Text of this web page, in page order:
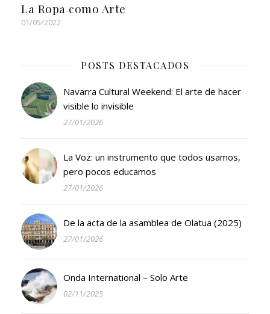
La Ropa como Arte
01/05/2022
POSTS DESTACADOS
Navarra Cultural Weekend: El arte de hacer
visible lo invisible
27/01/2026
La Voz: un instrumento que todos usamos,
pero pocos educamos
27/01/2026
De la acta de la asamblea de Olatua (2025)
27/01/2026
Onda International – Solo Arte
02/11/2025